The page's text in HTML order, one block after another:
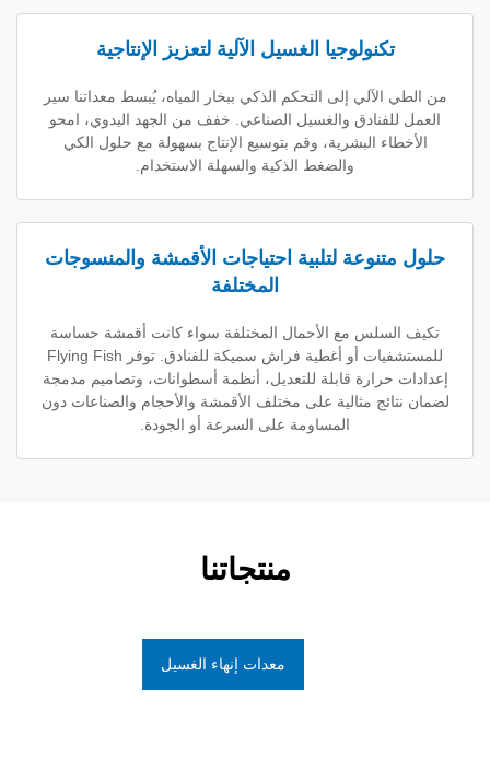
الغسيل الآلية لتعزيز الإنتاجية
إلى التحكم الذكي ببخار المياه، يُبسط معداتنا سير
والغسيل الصناعي. خفف من الجهد اليدوي، امحو
البشرية، وقم بتوسيع الإنتاج بسهولة مع حلول الكي
والضغط الذكية والسهلة الاستخدام.
لتلبية احتياجات الأقمشة والمنسوجات
مع الأحمال المختلفة سواء كانت أقمشة حساسة
للمستشفيات أو أغطية فراش سميكة للفنادق. توفر Flying Fish
قابلة للتعديل، أنظمة أسطوانات، وتصاميم مدمجة
مثالية على مختلف الأقمشة والأحجام والصناعات دون
المساومة على السرعة أو الجودة.
معدات إنهاء الغسيل